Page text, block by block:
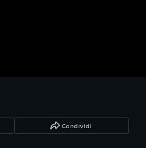
Condividi